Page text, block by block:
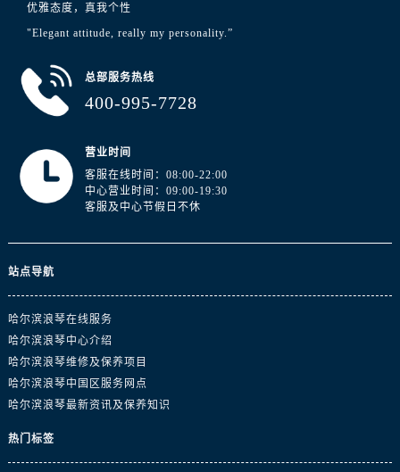
优雅态度，真我个性
"Elegant attitude, really my personality.”
总部服务热线
400-995-7728
营业时间
客服在线时间：08:00-22:00
中心营业时间：09:00-19:30
客服及中心节假日不休
站点导航
哈尔滨浪琴在线服务
哈尔滨浪琴中心介绍
哈尔滨浪琴维修及保养项目
哈尔滨浪琴中国区服务网点
哈尔滨浪琴最新资讯及保养知识
热门标签